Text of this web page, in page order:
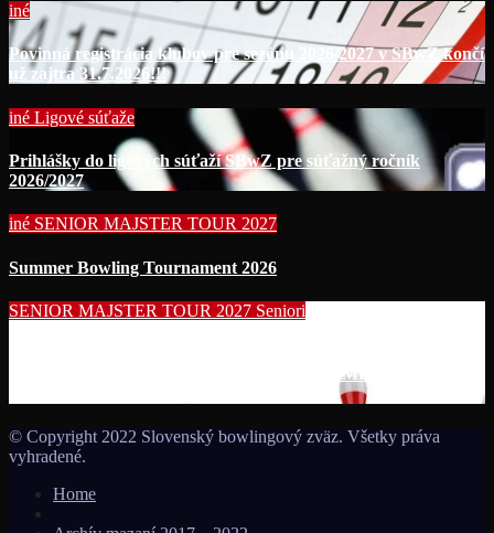
iné
Povinná registrácia klubov pre sezónu 2026/2027 v SBwZ končí
už zajtra 31.7.2026!!!
iné Ligové súťaže
Prihlášky do ligových súťaží SBwZ pre súťažný ročník
2026/2027
iné SENIOR MAJSTER TOUR 2027
Summer Bowling Tournament 2026
SENIOR MAJSTER TOUR 2027 Seniori
MS seniorov 2027 v Thajsku turnajom SUMMER BOWLING
© Copyright 2022 Slovenský bowlingový zväz. Všetky práva
vyhradené.
Home